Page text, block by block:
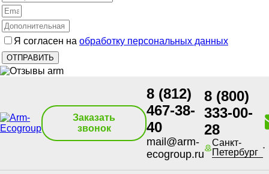
Я согласен на обработку персональных данных
Заказать
звонок
8 (812)
467-38-
40
mail@arm-
ecogroup.ru
8 (800)
333-00-
28
Санкт-
Петербург